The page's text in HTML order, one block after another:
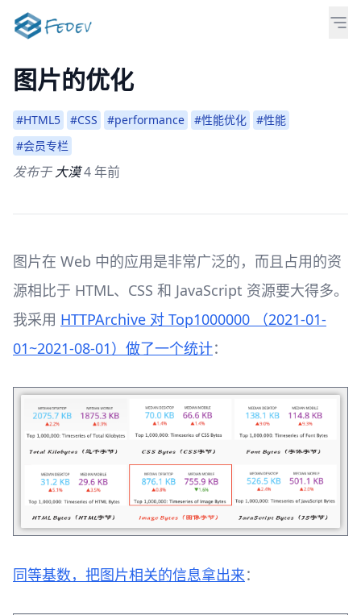
图片的优化
#HTML5 #CSS #performance #性能优化
#性能
#会员专栏
发布于大漠4 年前
图片在 Web 中的应用是非常广泛的，而且占用的资
源相比于 HTML、CSS 和 JavaScript 资源要大得多。
我采用 HTTPArchive 对 Top1000000 （2021-01-
01~2021-08-01）做了一个统计：
同等基数，把图片相关的信息拿出来：